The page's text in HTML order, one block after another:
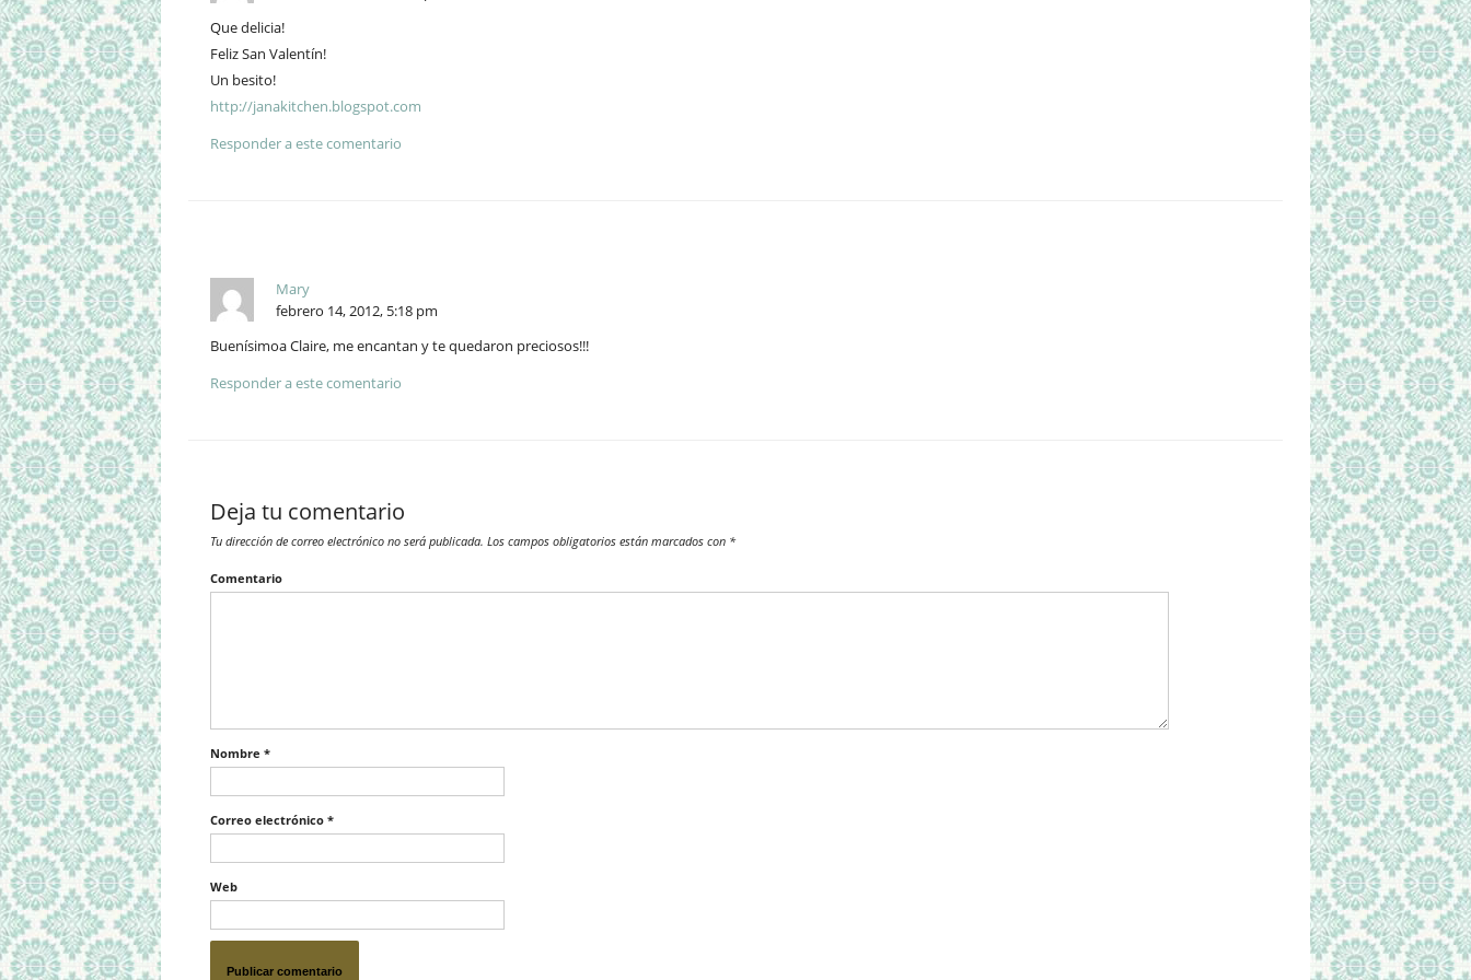
Que delicia!
Feliz San Valentín!
Un besito!
http://janakitchen.blogspot.com
Responder a este comentario
Mary
febrero 14, 2012, 5:18 pm
Buenísimoa Claire, me encantan y te quedaron preciosos!!!
Responder a este comentario
Deja tu comentario
Tu dirección de correo electrónico no será publicada. Los campos obligatorios están marcados con *
Comentario
Nombre *
Correo electrónico *
Web